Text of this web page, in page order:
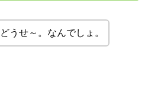
うせ～。なんでしょ。